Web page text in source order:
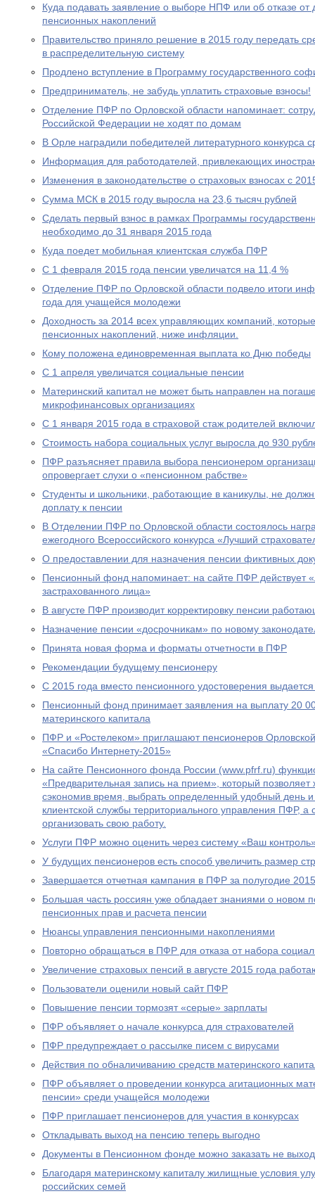
Куда подавать заявление о выборе НПФ или об отказе
пенсионных накоплений
Правительство приняло решение в 2015 году передать
в распределительную систему
Продлено вступление в Программу государственного
Предприниматель, не забудь уплатить страховые взносы!
Отделение ПФР по Орловской области напоминает:
Российской Федерации не ходят по домам
В Орле наградили победителей литературного конкурса
Информация для работодателей, привлекающих
Изменения в законодательстве о страховых взносах с
Сумма МСК в 2015 году выросла на 23,6 тысяч рублей
Сделать первый взнос в рамках Программы
необходимо до 31 января 2015 года
Куда поедет мобильная клиентская служба ПФР
С 1 февраля 2015 года пенсии увеличатся на 11,4 %
Отделение ПФР по Орловской области подвело итоги
года для учащейся молодежи
Доходность за 2014 всех управляющих компаний,
пенсионных накоплений, ниже инфляции.
Кому положена единовременная выплата ко Дню победы
С 1 апреля увеличатся социальные пенсии
Материнский капитал не может быть направлен на
микрофинансовых организациях
С 1 января 2015 года в страховой стаж родителей
Стоимость набора социальных услуг выросла до 930
ПФР разъясняет правила выбора пенсионером
опровергает слухи о «пенсионном рабстве»
Студенты и школьники, работающие в каникулы, не
доплату к пенсии
В Отделении ПФР по Орловской области состоялось
ежегодного Всероссийского конкурса «Лучший
О предоставлении для назначения пенсии фиктивных
Пенсионный фонд напоминает: на сайте ПФР действует
застрахованного лица»
В августе ПФР производит корректировку пенсии
Назначение пенсии «досрочникам» по новому
Принята новая форма и форматы отчетности в ПФР
Рекомендации будущему пенсионеру
С 2015 года вместо пенсионного удостоверения выдается
Пенсионный фонд принимает заявления на выплату 20
материнского капитала
ПФР и «Ростелеком» приглашают пенсионеров Орловской
«Спасибо Интернету-2015»
На сайте Пенсионного фонда России (www.pfrf.ru)
«Предварительная запись на прием», который
сэкономив время, выбрать определенный удобный день
клиентской службы территориального управления ПФР,
организовать свою работу.
Услуги ПФР можно оценить через систему «Ваш
У будущих пенсионеров есть способ увеличить размер
Завершается отчетная кампания в ПФР за полугодие
Большая часть россиян уже обладает знаниями о новом
пенсионных прав и расчета пенсии
Нюансы управления пенсионными накоплениями
Повторно обращаться в ПФР для отказа от набора
Увеличение страховых пенсий в августе 2015 года
Пользователи оценили новый сайт ПФР
Повышение пенсии тормозят «серые» зарплаты
ПФР объявляет о начале конкурса для страхователей
ПФР предупреждает о рассылке писем с вирусами
Действия по обналичиванию средств материнского
ПФР объявляет о проведении конкурса агитационных
пенсии» среди учащейся молодежи
ПФР приглашает пенсионеров для участия в конкурсах
Откладывать выход на пенсию теперь выгодно
Документы в Пенсионном фонде можно заказать не
Благодаря материнскому капиталу жилищные условия
российских семей